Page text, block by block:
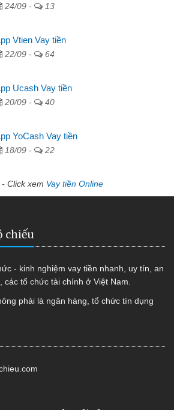
24/09 - 13
Vtien Vay tiền
22/09 - 64
Ucash Vay tiền
20/09 - 40
YoCash Vay tiền
18/09 - 22
Click xem Vay tiền Online
chiếu
- kinh nghiệm vay tiền nhanh, uy tín, an
tổ chức tài chính ở Việt Nam.
phải là ngân hàng, tổ chức tín dụng